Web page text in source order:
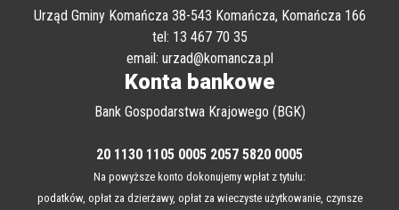
Urząd Gminy Komańcza 38-543 Komańcza, Komańcza 166
tel: 13 467 70 35
email: urzad@komancza.pl
Konta bankowe
Bank Gospodarstwa Krajowego (BGK)
20 1130 1105 0005 2057 5820 0005
Na powyższe konto dokonujemy wpłat z tytułu:
podatków, opłat za dzierżawy, opłat za wieczyste użytkowanie, czynsze